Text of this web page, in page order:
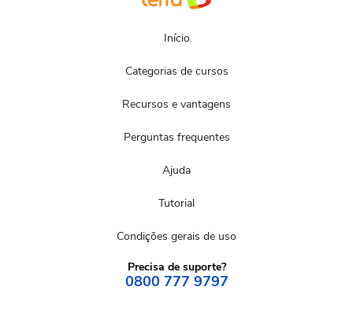
Início
Categorias de cursos
Recursos e vantagens
Perguntas frequentes
Ajuda
Tutorial
Condições gerais de uso
Precisa de suporte?
0800 777 9797